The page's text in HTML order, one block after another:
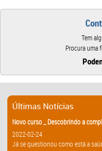
Tem
Procura uma
Últimas Notícias
Novo curso _ Descobrindo a
2022-02-24
Já se questionou como está a